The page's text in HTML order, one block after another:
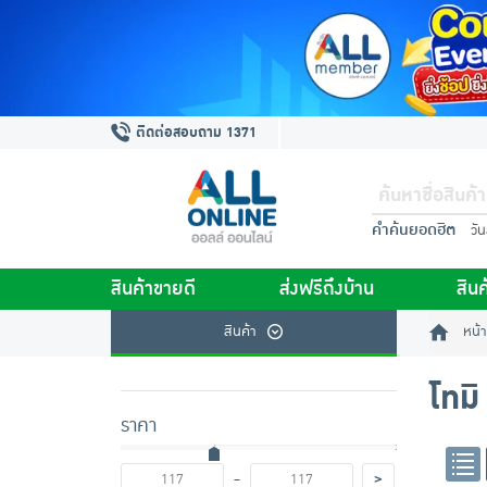
ติดต่อสอบถาม 1371
คำค้นยอดฮิต วั
สินค้าขายดี ส่งฟรีถึงบ้าน สิน
สินค้า หน้
ราคา
-
>
โท